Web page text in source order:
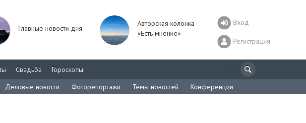
Главные новости дня
Авторская колонка
«Есть мнение»
Вход
Регистрация
Свадьба
Гороскопы
Деловые новости Фоторепортажи Темы новостей Конференции